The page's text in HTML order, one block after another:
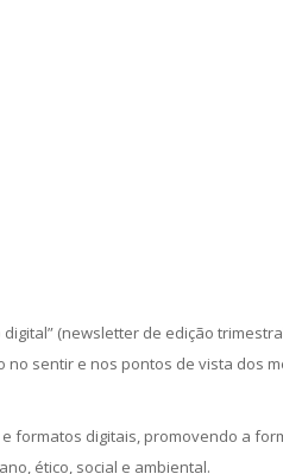
(newsletter de edição
sentir e nos pontos de vista dos
formatos digitais, promovendo a
ético, social e ambiental.